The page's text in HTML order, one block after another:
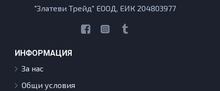
"Златеви Трейд" ЕООД, ЕИК 204803977
ИНФОРМАЦИЯ
За нас
Общи условия